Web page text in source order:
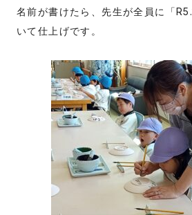
名前が書けたら、先生が全員に「
いて仕上げです。